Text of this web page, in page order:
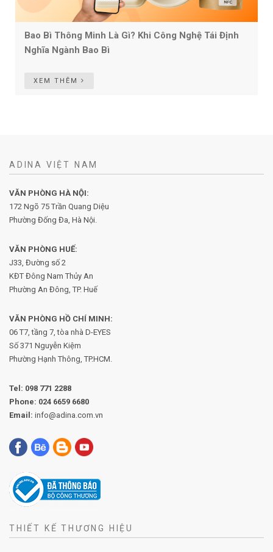
Bao Bì Thông Minh Là Gì? Khi Công Nghệ Tái Định
Nghĩa Ngành Bao Bì
XEM THÊM
ADINA VIỆT NAM
VĂN PHÒNG HÀ NỘI:
172 Ngõ 75 Trần Quang Diệu
Phường Đống Đa, Hà Nội.
VĂN PHÒNG HUẾ:
J33, Đường số 2
KĐT Đông Nam Thủy An
Phường An Đông, TP. Huế
VĂN PHÒNG HỒ CHÍ MINH:
06 T7, tầng 7, tòa nhà D-EYES
Số 371 Nguyễn Kiệm
Phường Hạnh Thông, TP.HCM.
Tel: 098 771 2288
Phone: 024 6659 6680
Email: info@adina.com.vn
THIẾT KẾ THƯƠNG HIỆU